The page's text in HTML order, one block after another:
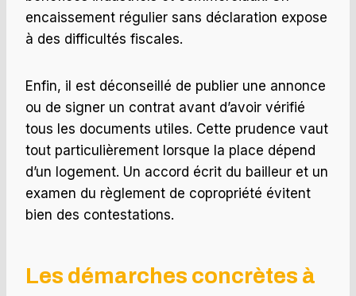
encaissement régulier sans déclaration expose
à des difficultés fiscales.
Enfin, il est déconseillé de publier une annonce
ou de signer un contrat avant d’avoir vérifié
tous les documents utiles. Cette prudence vaut
tout particulièrement lorsque la place dépend
d’un logement. Un accord écrit du bailleur et un
examen du règlement de copropriété évitent
bien des contestations.
Les démarches concrètes à